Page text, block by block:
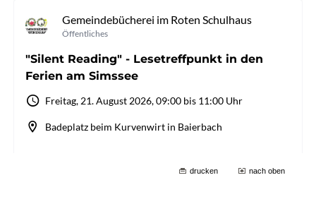
drucken nach oben